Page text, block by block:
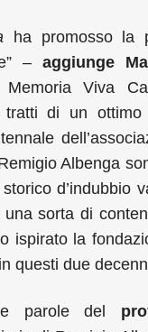
ha promosso la
–aggiunge
Memoria Viva
di un ottimo
Albenga
d’indubbio
una sorta di
ispirato la
questi due
parole del